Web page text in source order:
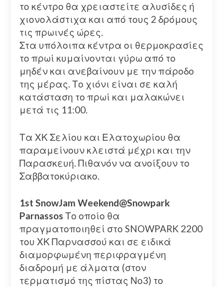
το κέντρο θα χρειαστείτε αλυσίδες ή
χιονολάστιχα και από τους 2 δρόμους
τις πρωινές ώρες.
Στα υπόλοιπα κέντρα οι θερμοκρασίες
το πρωί κυμαίνονται γύρω από το
μηδέν και ανεβαίνουν με την πάροδο
της μέρας. Το χιόνι είναι σε καλή
κατάσταση το πρωί και μαλακώνει
μετά τις 11:00.
Τα ΧΚ Σελίου και Ελατοχωρίου θα
παραμείνουν κλειστά μέχρι και την
Παρασκευή. Πιθανόν να ανοίξουν το
Σαββατοκύριακο.
1st SnowJam Weekend@Snowpark
Parnassos Το οποίο θα
πραγματοποιηθεί στο SNOWPARK 2200
του ΧΚ Παρνασσού και σε ειδικά
διαμορφωμένη περιφραγμένη
διαδρομή με άλματα (στον
τερματισμό της πίστας Νο3) το